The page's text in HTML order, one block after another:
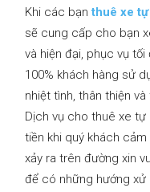
Khi các bạnthuê xe tự
sẽ cung cấp cho bạn
và hiện đại, phục vụ tối
100% khách hàng sử
nhiệt tình, thân thiện
Dịch vụ cho thuê xe
tiền khi quý khách
xảy ra trên đường xin
để có những hướng xử